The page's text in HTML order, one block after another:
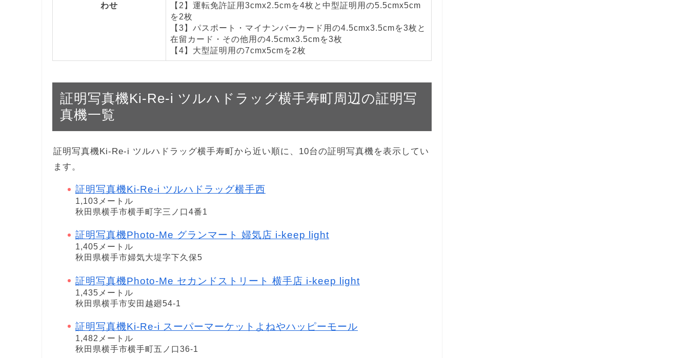
わせ
【2】運転免許証用3cmx2.5cmを4枚と中型証明用の5.5cmx5cm
を2枚
【3】パスポート・マイナンバーカード用の4.5cmx3.5cmを3枚と
在留カード・その他用の4.5cmx3.5cmを3枚
【4】大型証明用の7cmx5cmを2枚
証明写真機Ki-Re-i ツルハドラッグ横手寿町周辺の証明写
真機一覧
証明写真機Ki-Re-i ツルハドラッグ横手寿町から近い順に、10台の証明写真機を表示してい
ます。
証明写真機Ki-Re-i ツルハドラッグ横手西
1,103メートル
秋田県横手市横手町字三ノ口4番1
証明写真機Photo-Me グランマート 婦気店 i-keep light
1,405メートル
秋田県横手市婦気大堤字下久保5
証明写真機Photo-Me セカンドストリート 横手店 i-keep light
1,435メートル
秋田県横手市安田越廻54-1
証明写真機Ki-Re-i スーパーマーケットよねやハッピーモール
1,482メートル
秋田県横手市横手町五ノ口36-1